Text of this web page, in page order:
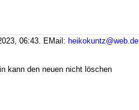
06:43. EMail: heikokuntz@web.de
kann den neuen nicht löschen